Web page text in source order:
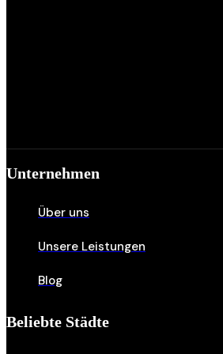
Unternehmen
Über uns
Unsere Leistungen
Blog
Beliebte Städte